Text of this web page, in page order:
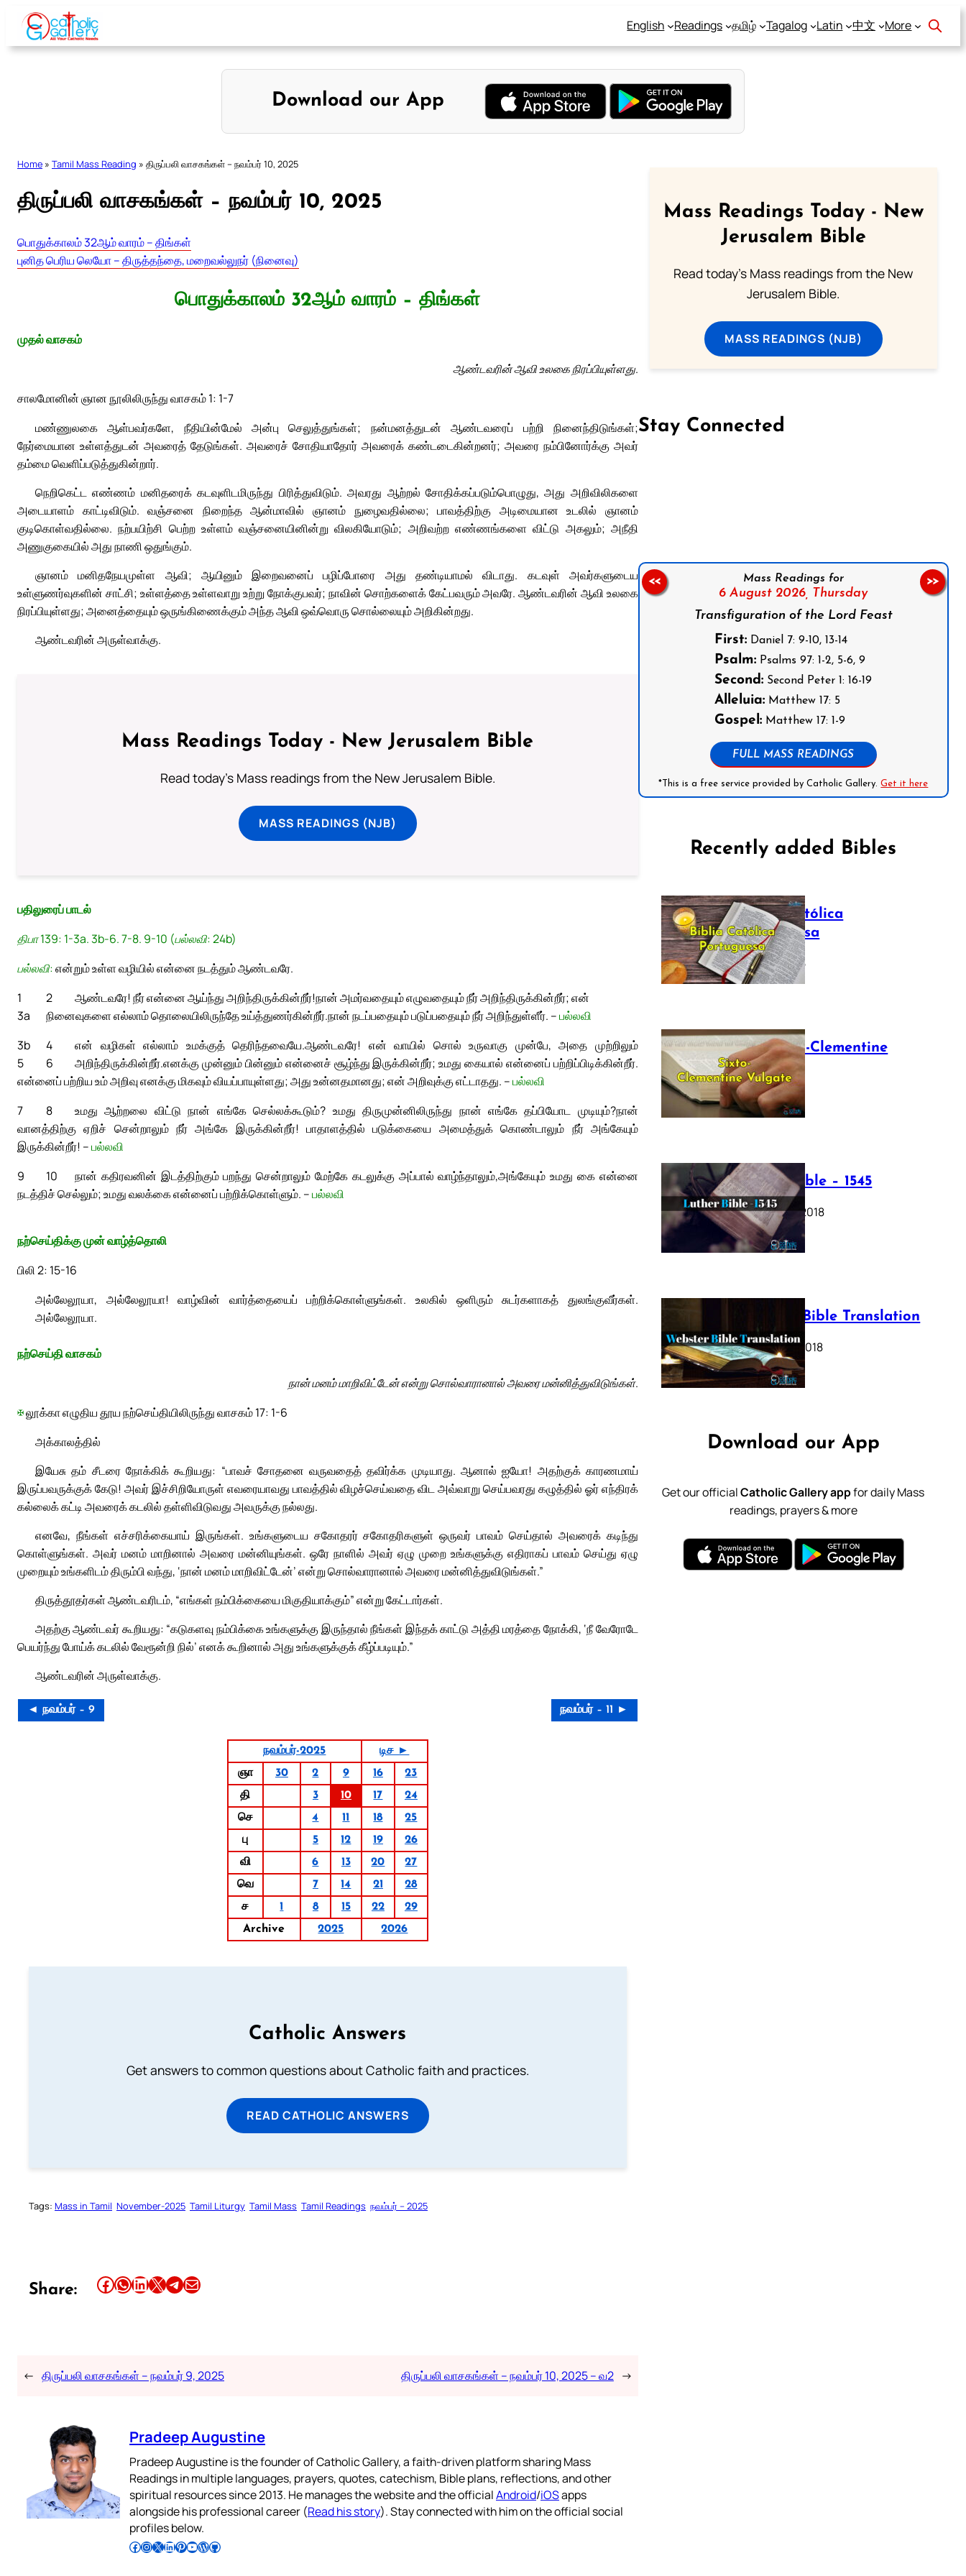
Skip
content
English Readings தமிழ் Tagalog Latin 中文 More
Download our App
Home » Tamil Mass Reading » திருப்பலி வாசகங்கள் – நவம்பர் 10, 2025
திருப்பலி வாசகங்கள் – நவம்பர் 10, 2025
பொதுக்காலம் 32ஆம் வாரம் – திங்கள்
புனித பெரிய லெயோ – திருத்தந்தை, மறைவல்லுநர் (நினைவு)
பொதுக்காலம் 32ஆம் வாரம் – திங்கள்
முதல் வாசகம்
ஆண்டவரின் ஆவி உலகை நிரப்பியுள்ளது.
சாலமோனின் ஞான நூலிலிருந்து வாசகம் 1: 1-7
மண்ணுலகை ஆள்பவர்களே, நீதியின்மேல் அன்பு செலுத்துங்கள்; நன்மனத்துடன் ஆண்டவரைப் பற்றி நினைந்திடுங்கள்;
நேர்மையான உள்ளத்துடன் அவரைத் தேடுங்கள். அவரைச் சோதியாதோர் அவரைக் கண்டடைகின்றனர்; அவரை நம்பினோர்க்கு அவர்
தம்மை வெளிப்படுத்துகின்றார்.
நெறிகெட்ட எண்ணம் மனிதரைக் கடவுளிடமிருந்து பிரித்துவிடும். அவரது ஆற்றல் சோதிக்கப்படும்பொழுது, அது அறிவிலிகளை
அடையாளம் காட்டிவிடும். வஞ்சனை நிறைந்த ஆன்மாவில் ஞானம் நுழைவதில்லை; பாவத்திற்கு அடிமையான உடலில் ஞானம்
குடிகொள்வதில்லை. நற்பயிற்சி பெற்ற உள்ளம் வஞ்சனையினின்று விலகியோடும்; அறிவற்ற எண்ணங்களை விட்டு அகலும்; அநீதி
அணுகுகையில் அது நாணி ஒதுங்கும்.
ஞானம் மனிதநேயமுள்ள ஆவி; ஆயினும் இறைவனைப் பழிப்போரை அது தண்டியாமல் விடாது. கடவுள் அவர்களுடைய
உள்ளுணர்வுகளின் சாட்சி; உள்ளத்தை உள்ளவாறு உற்று நோக்குபவர்; நாவின் சொற்களைக் கேட்பவரும் அவரே. ஆண்டவரின் ஆவி உலகை
நிரப்பியுள்ளது; அனைத்தையும் ஒருங்கிணைக்கும் அந்த ஆவி ஒவ்வொரு சொல்லையும் அறிகின்றது.
ஆண்டவரின் அருள்வாக்கு.
Mass Readings Today - New Jerusalem Bible
Read today's Mass readings from the New Jerusalem Bible.
MASS READINGS (NJB)
பதிலுரைப் பாடல்
திபா 139: 1-3a. 3b-6. 7-8. 9-10 (பல்லவி: 24b)
பல்லவி:என்றும் உள்ள வழியில் என்னை நடத்தும் ஆண்டவரே.
1
ஆண்டவரே! நீர் என்னை ஆய்ந்து அறிந்திருக்கின்றீர்!
2
நான் அமர்வதையும் எழுவதையும் நீர் அறிந்திருக்கின்றீர்; என்
நினைவுகளை எல்லாம் தொலையிலிருந்தே உய்த்துணர்கின்றீர்.
3a நான் நடப்பதையும் படுப்பதையும் நீர் அறிந்துள்ளீர். –பல்லவி
3b
என் வழிகள் எல்லாம் உமக்குத் தெரிந்தவையே.
4
ஆண்டவரே! என் வாயில் சொல் உருவாகு முன்பே, அதை முற்றிலும்
அறிந்திருக்கின்றீர்.
5 எனக்கு முன்னும் பின்னும் என்னைச் சூழ்ந்து இருக்கின்றீர்; உமது கையால் என்னைப் பற்றிப்பிடிக்கின்றீர்.
6
என்னைப் பற்றிய உம் அறிவு எனக்கு மிகவும் வியப்பாயுள்ளது; அது உன்னதமானது; என் அறிவுக்கு எட்டாதது. –பல்லவி
7
உமது ஆற்றலை விட்டு நான் எங்கே செல்லக்கூடும்? உமது திருமுன்னிலிருந்து நான் எங்கே தப்பியோட முடியும்?
8
நான்
வானத்திற்கு ஏறிச் சென்றாலும் நீர் அங்கே இருக்கின்றீர்! பாதாளத்தில் படுக்கையை அமைத்துக் கொண்டாலும் நீர் அங்கேயும்
இருக்கின்றீர்! –பல்லவி
9
நான் கதிரவனின் இடத்திற்கும் பறந்து சென்றாலும் மேற்கே கடலுக்கு அப்பால் வாழ்ந்தாலும்,
10
அங்கேயும் உமது கை என்னை
நடத்திச் செல்லும்; உமது வலக்கை என்னைப் பற்றிக்கொள்ளும். –பல்லவி
நற்செய்திக்கு முன் வாழ்த்தொலி
பிலி 2: 15-16
அல்லேலூயா, அல்லேலூயா! வாழ்வின் வார்த்தையைப் பற்றிக்கொள்ளுங்கள். உலகில் ஒளிரும் சுடர்களாகத் துலங்குவீர்கள்.
அல்லேலூயா.
நற்செய்தி வாசகம்
நான் மனம் மாறிவிட்டேன் என்று சொல்வாரானால் அவரை மன்னித்துவிடுங்கள்.
✠லூக்கா எழுதிய தூய நற்செய்தியிலிருந்து வாசகம் 17: 1-6
அக்காலத்தில்
இயேசு தம் சீடரை நோக்கிக் கூறியது: “பாவச் சோதனை வருவதைத் தவிர்க்க முடியாது. ஆனால் ஐயோ! அதற்குக் காரணமாய்
இருப்பவருக்குக் கேடு! அவர் இச்சிறியோருள் எவரையாவது பாவத்தில் விழச்செய்வதை விட அவ்வாறு செய்பவரது கழுத்தில் ஓர் எந்திரக்
கல்லைக் கட்டி அவரைக் கடலில் தள்ளிவிடுவது அவருக்கு நல்லது.
எனவே, நீங்கள் எச்சரிக்கையாய் இருங்கள். உங்களுடைய சகோதரர் சகோதரிகளுள் ஒருவர் பாவம் செய்தால் அவரைக் கடிந்து
கொள்ளுங்கள். அவர் மனம் மாறினால் அவரை மன்னியுங்கள். ஒரே நாளில் அவர் ஏழு முறை உங்களுக்கு எதிராகப் பாவம் செய்து ஏழு
முறையும் உங்களிடம் திரும்பி வந்து, ‘நான் மனம் மாறிவிட்டேன்’ என்று சொல்வாரானால் அவரை மன்னித்துவிடுங்கள்.”
திருத்தூதர்கள் ஆண்டவரிடம், “எங்கள் நம்பிக்கையை மிகுதியாக்கும்” என்று கேட்டார்கள்.
அதற்கு ஆண்டவர் கூறியது: “கடுகளவு நம்பிக்கை உங்களுக்கு இருந்தால் நீங்கள் இந்தக் காட்டு அத்தி மரத்தை நோக்கி, ‘நீ வேரோடே
பெயர்ந்து போய்க் கடலில் வேரூன்றி நில்’ எனக் கூறினால் அது உங்களுக்குக் கீழ்ப்படியும்.”
ஆண்டவரின் அருள்வாக்கு.
◄ நவம்பர் – 9 நவம்பர் – 11 ►
நவம்பர்-2025
டிச ►
ஞா
30 2 9 16
23
தி
3 10 17
24
செ
4 11 18
25
பு
5 12 19
26
வி
6 13 20
27
வெ
7 14 21
28
ச
1 8 15 22
29
Archive
2025 2026
Catholic Answers
Get answers to common questions about Catholic faith and practices.
READ CATHOLIC ANSWERS
Tags: Mass in Tamil November-2025 Tamil Liturgy Tamil Mass Tamil Readings நவம்பர் – 2025
Share: Share this article on Facebook Share this article on WhatsApp Share this article on LinkedIn Share this article on X Share this article on TelegramEmail this Article
← திருப்பலி வாசகங்கள் – நவம்பர் 9, 2025 திருப்பலி வாசகங்கள் – நவம்பர் 10, 2025 – வ2 →
Pradeep Augustine
Pradeep Augustine is the founder of Catholic Gallery, a faith-driven platform sharing Mass
Readings in multiple languages, prayers, quotes, catechism, Bible plans, reflections, and other
spiritual resources since 2013. He manages the website and the officialAndroid/iOSapps
alongside his professional career (Read his story). Stay connected with him on the official social
profiles below.
Follow Pradeep on Facebook Follow Pradeep on InstagramFollow Pradeep on X Follow Pradeep on LinkedIn Follow Pradeep on Pinterest Subscribe to Pradeep’s Youtube Channel Follow Pradeep on WordPress Follow Pradeep on GitHub
Mass Readings Today - New
Jerusalem Bible
Read today's Mass readings from the New
Jerusalem Bible.
MASS READINGS (NJB)
Stay Connected
Follow us on Facebook
Mass Readings for
6 August 2026, Thursday
Transfiguration of the Lord Feast
First: Daniel 7: 9-10, 13-14
Psalm: Psalms 97: 1-2, 5-6, 9
Second: Second Peter 1: 16-19
Alleluia: Matthew 17: 5
Gospel: Matthew 17: 1-9
FULL MASS READINGS
*This is a free service provided by Catholic Gallery.Get it here
<< >>
Recently added Bibles
Bíblia Católica
Portuguesa
July 16, 2025
The Sixto-Clementine
Vulgate
July 12, 2025
Luther Bible – 1545
October 17, 2018
Webster Bible Translation
October 11, 2018
Download our App
Get our officialCatholic Gallery appfor daily Mass
readings, prayers & more